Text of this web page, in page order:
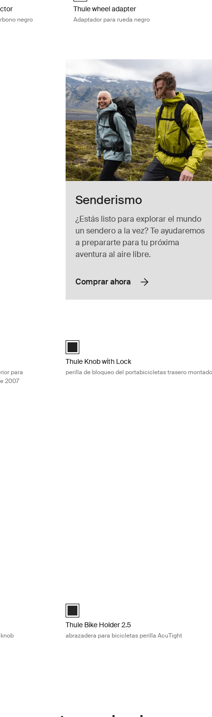
negro
Thule wheel adapter
Adaptador para rueda negro
Senderismo
¿Estás listo para explorar el mundo
un sendero a la vez? Te ayudaremos
a prepararte para tu próxima
aventura al aire libre.
Comprar ahora
Black (Ducato/Jumper/Boxer from 2007 onwards) Negro
para
2007
Black (selected)
Thule Knob with Lock
perilla de bloqueo del portabicicletas trasero montado
Knob Antracita (selected)Thule Bike Holder 2.5 with AcuTight Knob
Thule Bike Holder 2.5
abrazadera para bicicletas perilla AcuTight